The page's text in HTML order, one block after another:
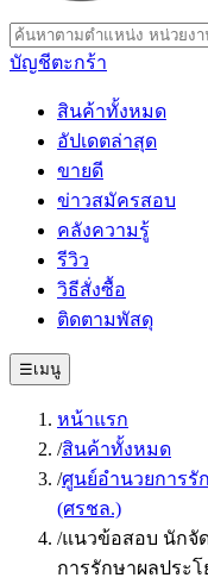
บัญชีตะกร้า
สินค้าทั้งหมด
อัปเดตล่าสุด
ขายดี
ข่าวสมัครสอบ
คลังความรู้
รีวิว
วิธีสั่งซื้อ
ติดตามพัสดุ
☰เมนู
หน้าแรก
/สินค้าทั้งหมด
/ศูนย์อำนวยการรั
(ศรชล.)
/แนวข้อสอบ นักจั
การรักษาผลประ